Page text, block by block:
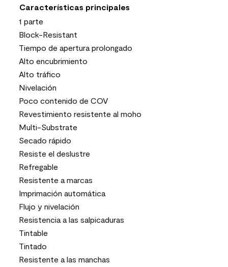
Características principales
1 parte
Block-Resistant
Tiempo de apertura prolongado
Alto encubrimiento
Alto tráfico
Nivelación
Poco contenido de COV
Revestimiento resistente al moho
Multi-Substrate
Secado rápido
Resiste el deslustre
Refregable
Resistente a marcas
Imprimación automática
Flujo y nivelación
Resistencia a las salpicaduras
Tintable
Tintado
Resistente a las manchas